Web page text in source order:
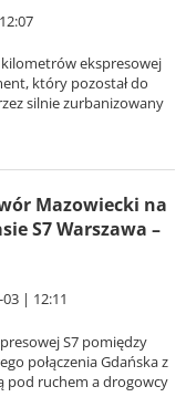
ekspresowej
który pozostał do
silnie zurbanizowany
Mazowiecki na
S7 Warszawa –
| 12:11
S7 pomiędzy
połączenia Gdańska z
pod ruchem a drogowcy